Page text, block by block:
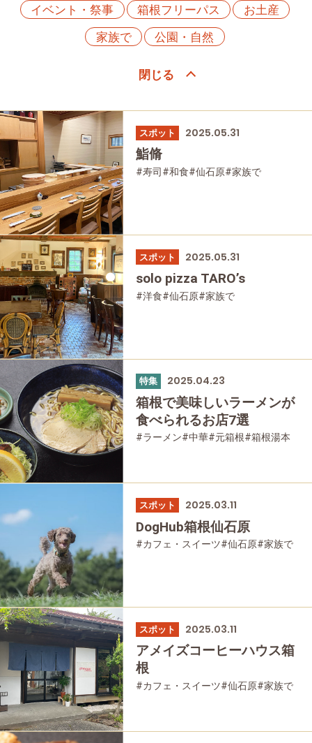
イベント・祭事
箱根フリーパス
お土産
家族で
公園・自然
スポット 2025.05.31
鮨脩
#寿司 #和食#仙石原#家族で
スポット 2025.05.31
solo pizza TARO’s
#洋食#仙石原#家族で
特集 2025.04.23
箱根で美味しいラーメンが
食べられるお店7選
#ラーメン#中華#元箱根#箱根湯本
スポット 2025.03.11
DogHub箱根仙石原
#カフェ・スイーツ#仙石原#家族で
スポット 2025.03.11
アメイズコーヒーハウス箱
根
#カフェ・スイーツ#仙石原#家族で